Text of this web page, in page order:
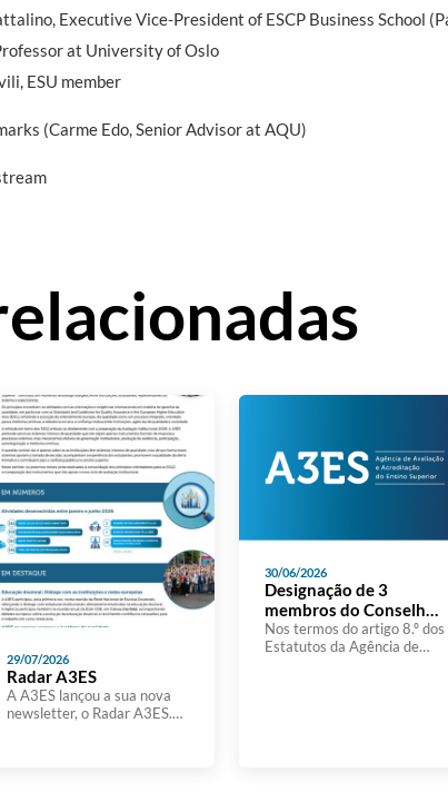
Executive Vice-President of ESCP Business School
at University of Oslo
ESU member
(Carme Edo, Senior Advisor at AQU)
29/07/2026
Radar A3ES
A A3ES lançou a sua nova
newsletter, o Radar A3ES.
30/06/2026
Designação de 3
membros do Conselho
de Curadores
Nos termos do artigo 8.º dos
Estatutos da Agência de